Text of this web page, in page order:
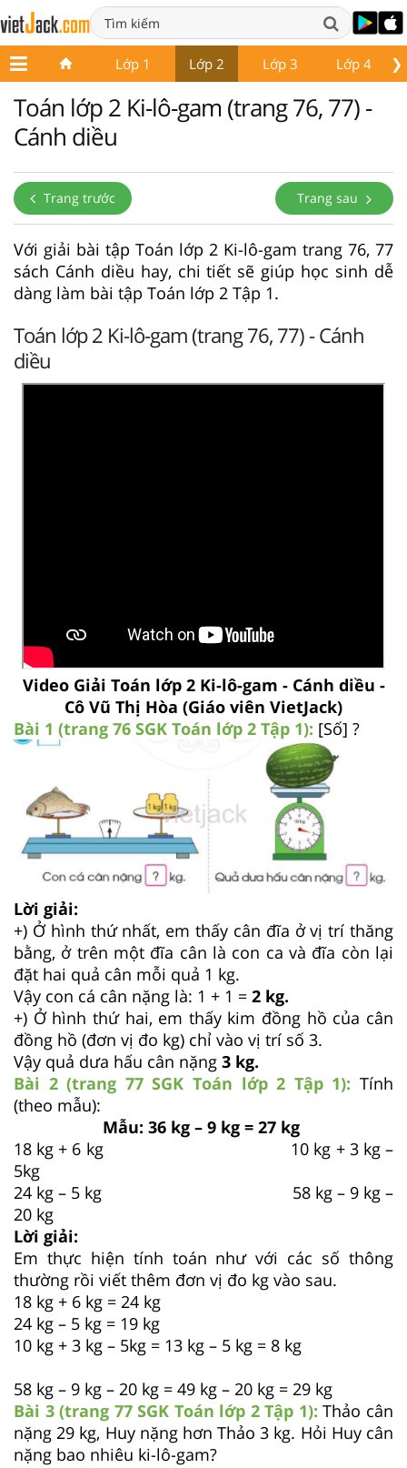
❯
Lớp 1 Lớp 2 Lớp 3 Lớp 4
Toán lớp 2 Ki-lô-gam (trang 76, 77) -
Cánh diều
Trang trước Trang sau
Với giải bài tập Toán lớp 2 Ki-lô-gam trang 76, 77
sách Cánh diều hay, chi tiết sẽ giúp học sinh dễ
dàng làm bài tập Toán lớp 2 Tập 1.
Toán lớp 2 Ki-lô-gam (trang 76, 77) - Cánh
diều
Video Giải Toán lớp 2 Ki-lô-gam - Cánh diều -
Cô Vũ Thị Hòa (Giáo viên VietJack)
Bài 1 (trang 76 SGK Toán lớp 2 Tập 1): [Số] ?
Lời giải:
+) Ở hình thứ nhất, em thấy cân đĩa ở vị trí thăng
bằng, ở trên một đĩa cân là con ca và đĩa còn lại
đặt hai quả cân mỗi quả 1 kg.
Vậy con cá cân nặng là: 1 + 1 = 2 kg.
+) Ở hình thứ hai, em thấy kim đồng hồ của cân
đồng hồ (đơn vị đo kg) chỉ vào vị trí số 3.
Vậy quả dưa hấu cân nặng 3 kg.
Bài 2 (trang 77 SGK Toán lớp 2 Tập 1):Tính
(theo mẫu):
Mẫu: 36 kg – 9 kg = 27 kg
18 kg + 6 kg 10 kg + 3 kg –
5kg
24 kg – 5 kg 58 kg – 9 kg –
20 kg
Lời giải:
Em thực hiện tính toán như với các số thông
thường rồi viết thêm đơn vị đo kg vào sau.
18 kg + 6 kg = 24 kg
24 kg – 5 kg = 19 kg
10 kg + 3 kg – 5kg = 13 kg – 5 kg = 8 kg
58 kg – 9 kg – 20 kg = 49 kg – 20 kg = 29 kg
Bài 3 (trang 77 SGK Toán lớp 2 Tập 1):Thảo cân
nặng 29 kg, Huy nặng hơn Thảo 3 kg. Hỏi Huy cân
nặng bao nhiêu ki-lô-gam?